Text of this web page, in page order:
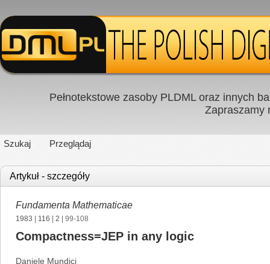
Pełnotekstowe zasoby PLDML oraz innych
Zapraszamy
Szukaj Przeglądaj
Artykuł - szczegóły
Fundamenta Mathematicae
1983 116 2 | 99-108
Compactness=JEP in any logic
Daniele Mundici